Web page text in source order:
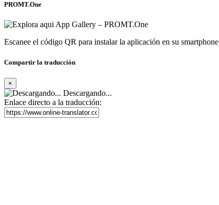
PROMT.One
Escanee el código QR para instalar la aplicación en su smartphone
Compartir la traducción
×
Descargando...
Enlace directo a la traducción: